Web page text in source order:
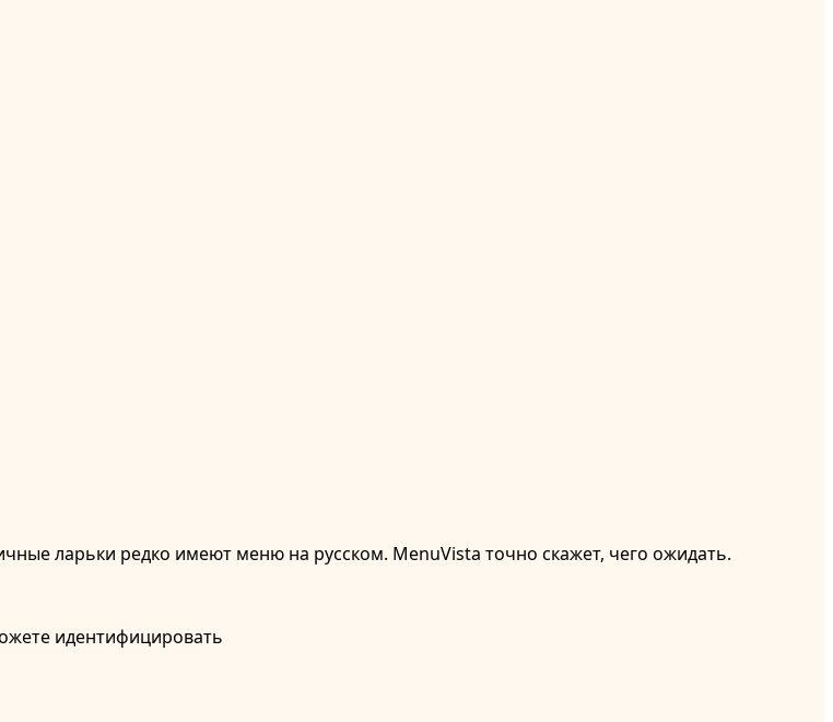
ларьки редко имеют меню на русском. MenuVista точно скажет, чего ожидать.
идентифицировать